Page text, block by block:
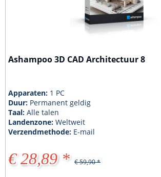
Ashampoo 3D CAD Architectuur 8
Apparaten: 1 PC
Duur: Permanent geldig
Taal:Alle talen
Landenzone:Weltweit
Verzendmethode: E-mail
€ 28,89 * € 59,90 *